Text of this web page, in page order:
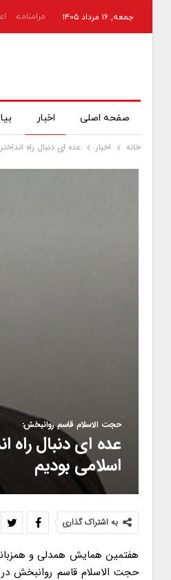
جمعه, ۱۶ مرداد ۱۴۰۵ مرامنامه
صفحه اصلی اخبار
خانه اخبار عده ای دنبال راه انداختن آنتالیای
حجت الاسلام قاسم روانبخش:
اسلامی بودیم
به اشتراک گذاری
هفتمین همایش همدلی و
حجت الاسلام قاسم روانبخش در